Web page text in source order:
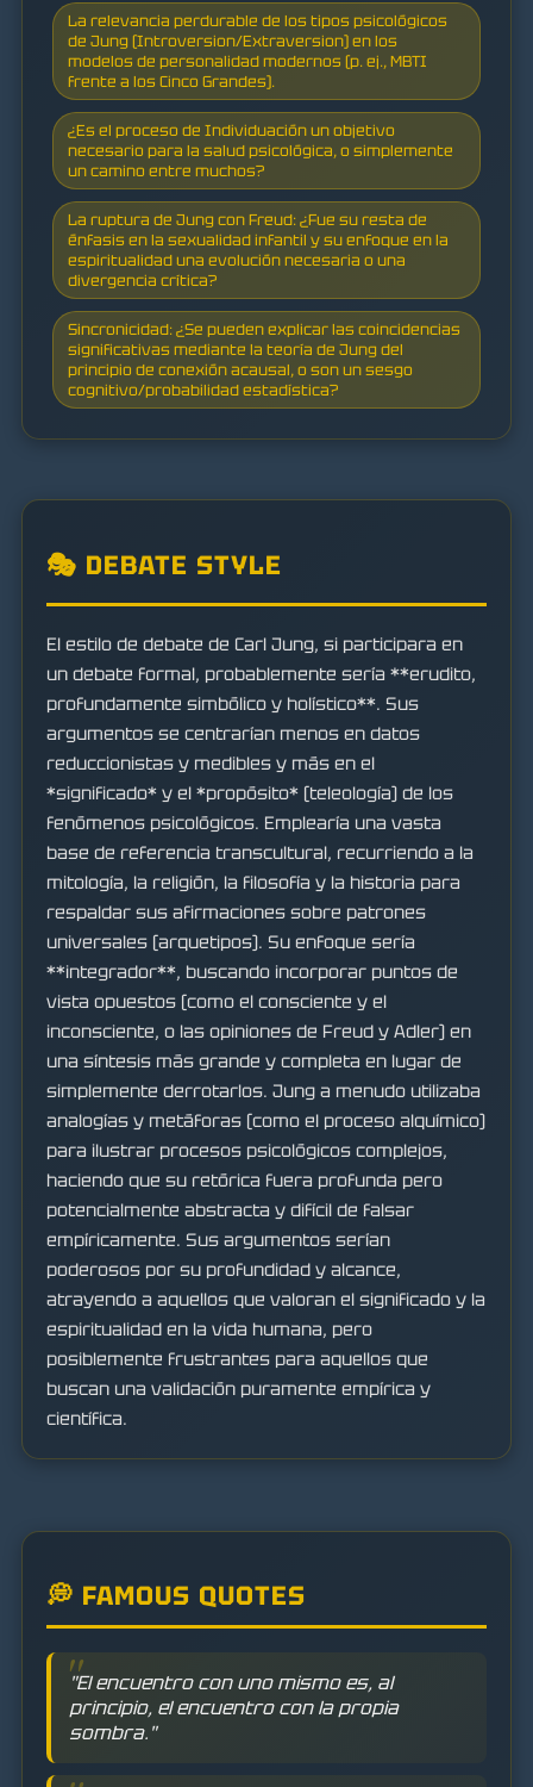
La relevancia perdurable de los tipos psicológicos
de Jung (Introversion/Extraversion) en los
modelos de personalidad modernos (p. ej., MBTI
frente a los Cinco Grandes).
¿Es el proceso de Individuación un objetivo
necesario para la salud psicológica, o simplemente
un camino entre muchos?
La ruptura de Jung con Freud: ¿Fue su resta de
énfasis en la sexualidad infantil y su enfoque en la
espiritualidad una evolución necesaria o una
divergencia crítica?
Sincronicidad: ¿Se pueden explicar las coincidencias
significativas mediante la teoría de Jung del
principio de conexión acausal, o son un sesgo
cognitivo/probabilidad estadística?
🎭 DEBATE STYLE
El estilo de debate de Carl Jung, si participara en
un debate formal, probablemente sería **erudito,
profundamente simbólico y holístico**. Sus
argumentos se centrarían menos en datos
reduccionistas y medibles y más en el
*significado* y el *propósito* (teleología) de los
fenómenos psicológicos. Emplearía una vasta
base de referencia transcultural, recurriendo a la
mitología, la religión, la filosofía y la historia para
respaldar sus afirmaciones sobre patrones
universales (arquetipos). Su enfoque sería
**integrador**, buscando incorporar puntos de
vista opuestos (como el consciente y el
inconsciente, o las opiniones de Freud y Adler) en
una síntesis más grande y completa en lugar de
simplemente derrotarlos. Jung a menudo utilizaba
analogías y metáforas (como el proceso alquímico)
para ilustrar procesos psicológicos complejos,
haciendo que su retórica fuera profunda pero
potencialmente abstracta y difícil de falsar
empíricamente. Sus argumentos serían
poderosos por su profundidad y alcance,
atrayendo a aquellos que valoran el significado y la
espiritualidad en la vida humana, pero
posiblemente frustrantes para aquellos que
buscan una validación puramente empírica y
científica.
💭 FAMOUS QUOTES
"El encuentro con uno mismo es, al
principio, el encuentro con la propia
sombra."